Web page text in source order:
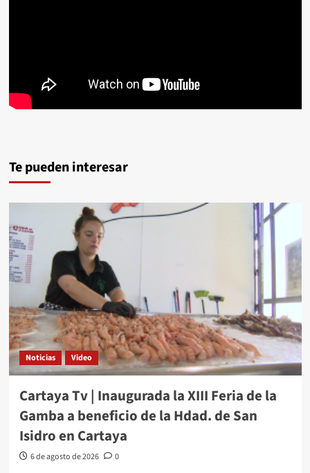
Te pueden interesar
Noticias Video
Cartaya Tv | Inaugurada la XIII Feria de la
Gamba a beneficio de la Hdad. de San
Isidro en Cartaya
6 de agosto de 2026 0